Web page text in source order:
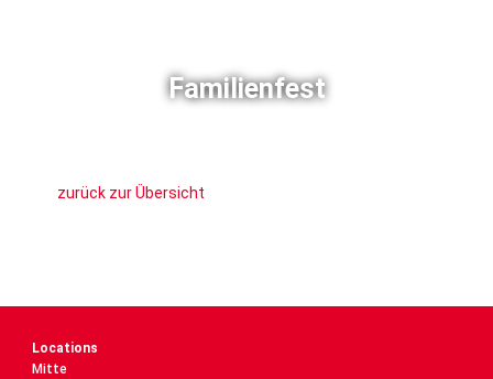
Familienfest
zurück zur Übersicht
Locations
Mitte